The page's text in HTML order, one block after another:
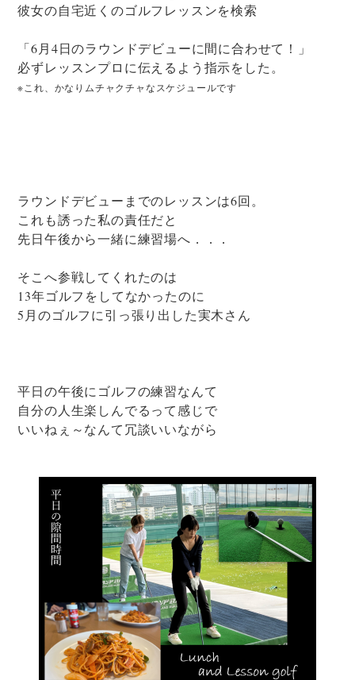
彼女の自宅近くのゴルフレッスンを検索
「6月4日のラウンドデビューに間に合わせて！」
必ずレッスンプロに伝えるよう指示をした。
※これ、かなりムチャクチャなスケジュールです
ラウンドデビューまでのレッスンは6回。
これも誘った私の責任だと
先日午後から一緒に練習場へ．．．
そこへ参戦してくれたのは
13年ゴルフをしてなかったのに
5月のゴルフに引っ張り出した実木さん
平日の午後にゴルフの練習なんて
自分の人生楽しんでるって感じで
いいねぇ～なんて冗談いいながら